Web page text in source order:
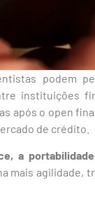
podem
instituições
após o open
de crédito.
a
mais agilidade,